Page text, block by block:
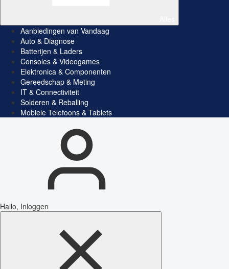
Aanbiedingen van Vandaag
Auto & Diagnose
Batterijen & Laders
Consoles & Videogames
Elektronica & Componenten
Gereedschap & Meting
IT & Connectiviteit
Solderen & Reballing
Mobiele Telefoons & Tablets
Hallo, Inloggen